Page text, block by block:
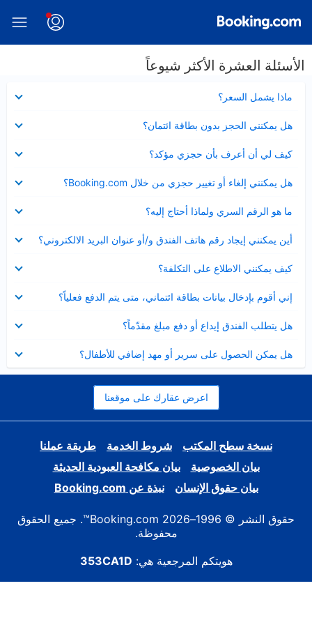
الأسئلة العشرة الأكثر شيوعاً
ماذا يشمل السعر؟
مصغر
هل يمكنني الحجز بدون بطاقة ائتمان؟
مصغر
كيف لي أن أعرف بأن حجزي مؤكد؟
مصغر
هل يمكنني إلغاء أو تغيير حجزي من خلال Booking.com؟
مصغر
ما هو الرقم السري ولماذا أحتاج إليه؟
مصغر
أين يمكنني إيجاد رقم هاتف الفندق و/أو عنوان البريد الالكتروني؟
عرض
مصغر
كيف يمكنني الاطلاع على التكلفة؟
مصغر
إني أقوم بإدخال بيانات بطاقة ائتماني، متى يتم الدفع فعلياً؟
مصغر
هل يتطلب الفندق إيداع أو دفع مبلغ مقدّماً؟
مصغر
هل يمكن الحصول على سرير أو مهد إضافي للأطفال؟
مصغر
اعرض عقارك على موقعنا
نسخة سطح المكتب شروط الخدمة
طريقة عملنا
بيان الخصوصية
بيان مكافحة العبودية الحديثة
بيان حقوق الإنسان
نبذة عن Booking.com
حقوق النشر © 1996–2026 Booking.com™. جميع الحقوق
محفوظة.
هويتكم المرجعية هي: 353CA1D